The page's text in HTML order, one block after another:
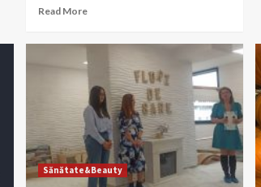
Read More
Sănătate&Beauty